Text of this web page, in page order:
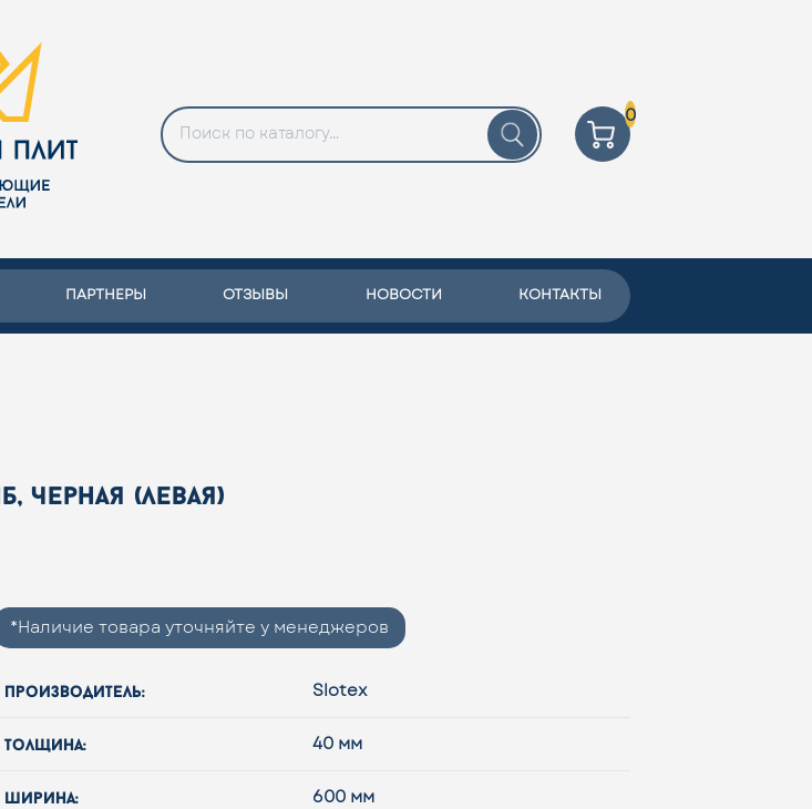
0
ПАРТНЕРЫ ОТЗЫВЫ НОВОСТИ КОНТАКТЫ
черная (левая)
*Наличие товара уточняйте у менеджеров
производитель: Slotex
толщина: 40 мм
ширина: 600 мм